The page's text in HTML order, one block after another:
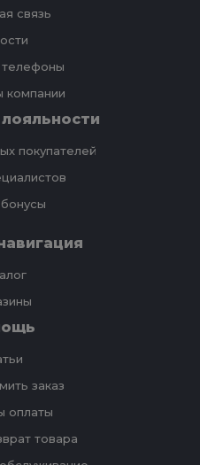
связь
компании
покупателей
заказ
оплаты
товара